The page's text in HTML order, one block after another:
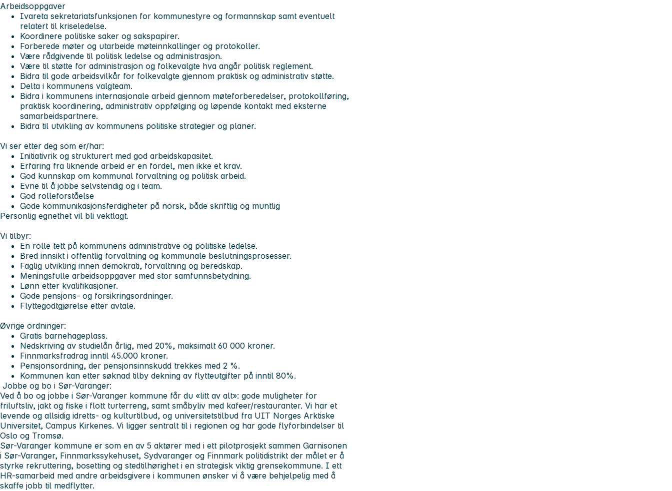
Arbeidsoppgaver
Ivareta sekretariatsfunksjonen for kommunestyre og formannskap samt eventuelt
relatert til kriseledelse.
Koordinere politiske saker og sakspapirer.
Forberede møter og utarbeide møteinnkallinger og protokoller.
Være rådgivende til politisk ledelse og administrasjon.
Være til støtte for administrasjon og folkevalgte hva angår politisk reglement.
Bidra til gode arbeidsvilkår for folkevalgte gjennom praktisk og administrativ støtte.
Delta i kommunens valgteam.
Bidra i kommunens internasjonale arbeid gjennom møteforberedelser, protokollføring,
praktisk koordinering, administrativ oppfølging og løpende kontakt med eksterne
samarbeidspartnere.
Bidra til utvikling av kommunens politiske strategier og planer.
Vi ser etter deg som er/har:
Initiativrik og strukturert med god arbeidskapasitet.
Erfaring fra liknende arbeid er en fordel, men ikke et krav.
God kunnskap om kommunal forvaltning og politisk arbeid.
Evne til å jobbe selvstendig og i team.
God rolleforståelse
Gode kommunikasjonsferdigheter på norsk, både skriftlig og muntlig
Personlig egnethet vil bli vektlagt.
Vi tilbyr:
En rolle tett på kommunens administrative og politiske ledelse.
Bred innsikt i offentlig forvaltning og kommunale beslutningsprosesser.
Faglig utvikling innen demokrati, forvaltning og beredskap.
Meningsfulle arbeidsoppgaver med stor samfunnsbetydning.
Lønn etter kvalifikasjoner.
Gode pensjons- og forsikringsordninger.
Flyttegodtgjørelse etter avtale.
Øvrige ordninger:
Gratis barnehageplass.
Nedskriving av studielån årlig, med 20%, maksimalt 60 000 kroner.
Finnmarksfradrag inntil 45.000 kroner.
Pensjonsordning, der pensjonsinnskudd trekkes med 2 %.
Kommunen kan etter søknad tilby dekning av flytteutgifter på inntil 80%.
Jobbe og bo i Sør-Varanger:
Ved å bo og jobbe i Sør-Varanger kommune får du «litt av alt»: gode muligheter for
friluftsliv, jakt og fiske i flott turterreng, samt småbyliv med kafeer/restauranter. Vi har et
levende og allsidig idretts- og kulturtilbud, og universitetstilbud fra UIT Norges Arktiske
Universitet, Campus Kirkenes. Vi ligger sentralt til i regionen og har gode flyforbindelser til
Oslo og Tromsø.
Sør-Varanger kommune er som en av 5 aktører med i ett pilotprosjekt sammen Garnisonen
i Sør-Varanger, Finnmarkssykehuset, Sydvaranger og Finnmark politidistrikt der målet er å
styrke rekruttering, bosetting og stedtilhørighet i en strategisk viktig grensekommune. I ett
HR-samarbeid med andre arbeidsgivere i kommunen ønsker vi å være behjelpelig med å
skaffe jobb til medflytter.